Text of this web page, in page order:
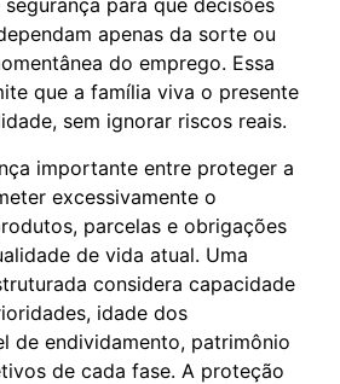
apenas da sorte ou
do emprego. Essa
que a família viva o presente
sem ignorar riscos reais.
importante entre proteger a
excessivamente o
parcelas e obrigações
de vida atual. Uma
considera capacidade
idade dos
de endividamento, patrimônio
de cada fase. A proteção